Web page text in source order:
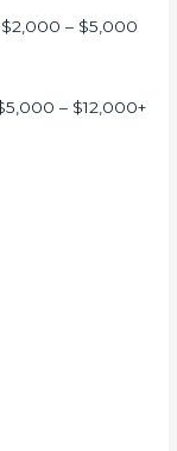
$2,000 – $5,000
– $12,000+